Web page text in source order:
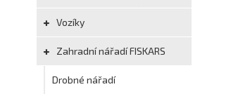
Vozíky
Zahradní nářadí FISKARS
Drobné nářadí